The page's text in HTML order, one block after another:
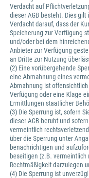
Verdacht auf
dieser AGB besteht. Dies
Verdacht darauf, dass der
Speicherung zur Verfügung
und/oder bei dem
Anbieter zur Verfügung
an Dritte zur Nutzung
(2) Eine vorübergehende
eine Abmahnung eines
Abmahnung ist
Verfügung oder eine Klage
Ermittlungen staatlicher
(3) Die Sperrung ist, sofern
dieser AGB beruht und
vermeintlich
über die Sperrung unter
benachrichtigen und
beseitigen (z.B.
Rechtmäßigkeit darzulegen
(4) Die Sperrung ist